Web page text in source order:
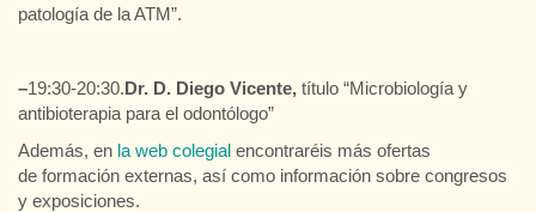
patología de la ATM”.
–19:30-20:30.Dr. D. Diego Vicente, título “Microbiología y
antibioterapia para el odontólogo”
Además, en la web colegial encontraréis más ofertas
de formación externas, así como información sobre congresos
y exposiciones.